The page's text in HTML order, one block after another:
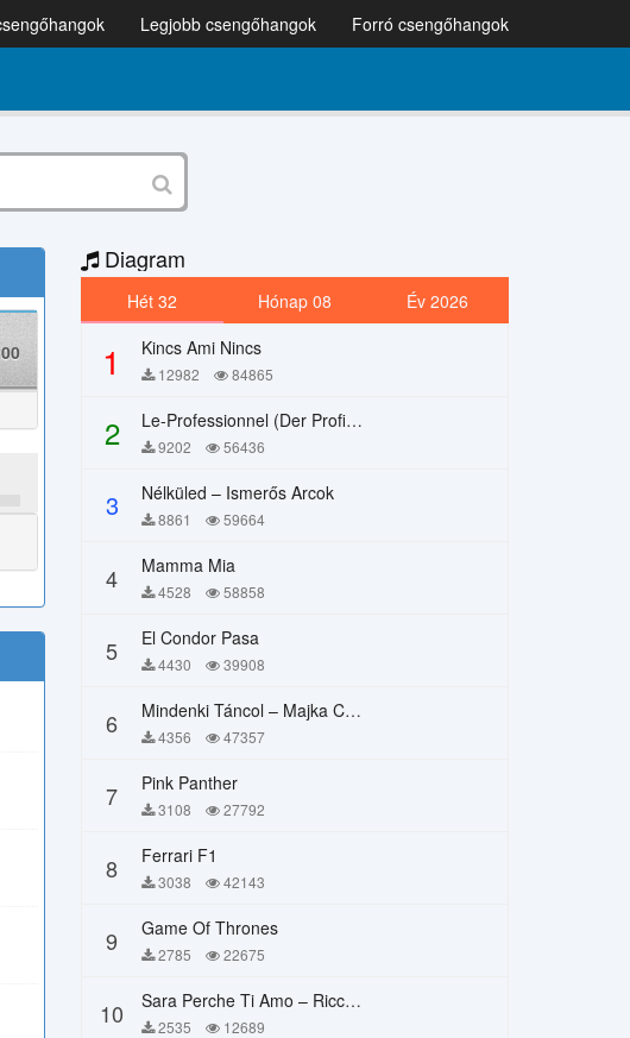
Legjobb csengőhangok Forró csengőhangok
Diagram
Hét 32 Hónap 08 Év 2026
1 Kincs Ami Nincs
12982 84865
2 Le-Professionnel (Der Profi) – Chi Mai
9202 56436
3 Nélküled – Ismerős Arcok
8861 59664
4 Mamma Mia
4528 58858
5 El Condor Pasa
4430 39908
6 Mindenki Táncol – Majka Curtis, Péter Majoros
4356 47357
7 Pink Panther
3108 27792
8 Ferrari F1
3038 42143
9 Game Of Thrones
2785 22675
10 Sara Perche Ti Amo – Ricchi E Poveri
2535 12689